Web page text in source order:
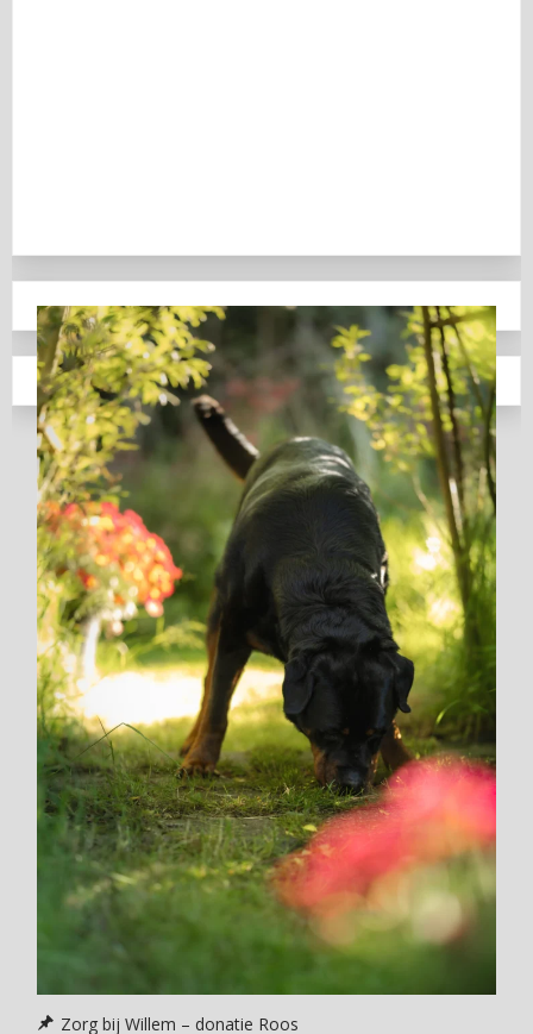
Zorg bij Willem – donatie Roos